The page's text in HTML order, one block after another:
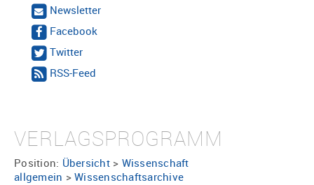
Newsletter
Facebook
Twitter
RSS-Feed
VERLAGSPROGRAMM
Position: Übersicht> Wissenschaft
allgemein > Wissenschaftsarchive